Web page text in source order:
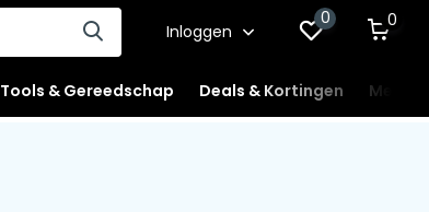
Inloggen
0 0
Tools & Gereedschap Deals & Kortingen